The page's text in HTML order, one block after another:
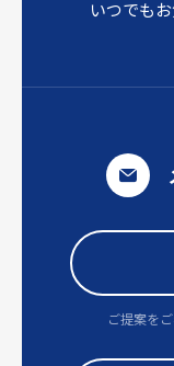
いつでも
ご提案を